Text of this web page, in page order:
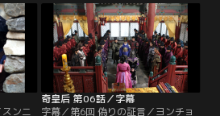
して
士姿
ァン
して
ユはスンニャンがタファンを気遣う
ことが気に入らない。一方、元では
ヨンチョル丞相がペガン将軍にタフ
ァン暗殺を命じる。高麗の軍を装
い、流刑地の島にいる人間を皆殺し
にする計画だ。
ンニ
奇皇后 第06話／字幕
字幕／第6回 偽りの証言／ヨンチョ